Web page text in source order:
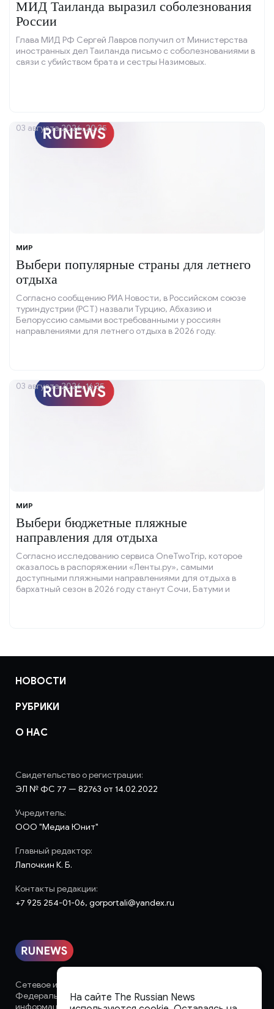
МИД Таиланда выразил соболезнования
России
Глава МИД РФ Сергей Лавров получил от Министерства
иностранных дел Таиланда письмо с соболезнованиями в
связи с убийством брата и сестры Назимовых.
МИР
Выбери популярные страны для летнего
отдыха
Согласно сообщению РИА Новости, в Российском союзе
туриндустрии (РСТ) назвали Турцию, Абхазию и
Белоруссию самыми востребованными у россиян
направлениями для летнего отдыха в 2026 году.
03 августа 2026, 20:35
МИР
Выбери бюджетные пляжные
направления для отдыха
Согласно исследованию сервиса OneTwoTrip, которое
оказалось в распоряжении «Ленты.ру», самыми
доступными пляжными направлениями для отдыха в
бархатный сезон в 2026 году станут Сочи, Батуми и
03 августа 2026, 16:35
НОВОСТИ
РУБРИКИ
О НАС
Сетевое издание «runews» (18+) зарегистрировано в
Федеральной службе по надзору в сфере связи,
информационных технологий и массовых коммуникаций
Свидетельство о регистрации:
ЭЛ № ФС 77 — 82763 от 14.02.2022
Учредитель:
ООО "Медиа Юнит"
Главный редактор:
Лапочкин К. Б.
Контакты редакции:
+7 925 254-01-06, gorportali@yandex.ru
На сайте The Russian News